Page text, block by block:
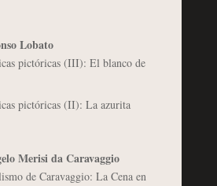
Lobato
pictóricas (III): El blanco de
pictóricas (II): La azurita
Merisi da Caravaggio
de Caravaggio: La Cena en